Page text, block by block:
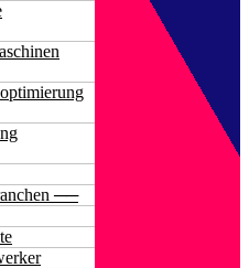
──